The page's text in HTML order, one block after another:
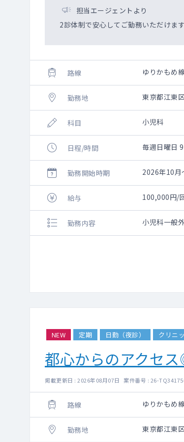
担当エージェントより
2診体制で安心してご勤務いただけます
路線 ゆりかもめ
勤務地 東京都江東
科目 小児科
日程/時間 毎週日曜日
勤務開始時期 2026年10月
給与 100,000円/
勤務内容 小児科一般
NEW 定期 日勤（夜診） クリニ
都心からのアクセ
掲載更新日 : 2026年08月07日 案件番号 : 26-
路線 ゆりかもめ
勤務地 東京都江東